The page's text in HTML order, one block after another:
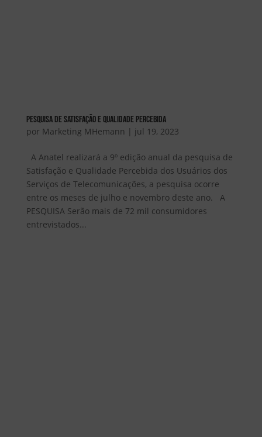
PESQUISA DE SATISFAÇÃO E QUALIDADE PERCEBIDA
por Marketing MHemann | jul 19, 2023
A Anatel realizará a 9º edição anual da pesquisa de
Satisfação e Qualidade Percebida dos Usuários dos
Serviços de Telecomunicações, a pesquisa ocorre
entre os meses de julho e novembro deste ano. A
PESQUISA Serão mais de 72 mil consumidores
entrevistados...